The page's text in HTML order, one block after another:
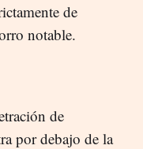
de
notable.
de
por debajo de la